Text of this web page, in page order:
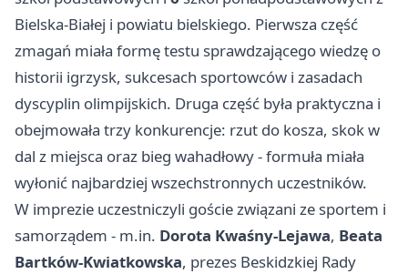
Bielska-Białej i powiatu bielskiego. Pierwsza część
zmagań miała formę testu sprawdzającego wiedzę o
historii igrzysk, sukcesach sportowców i zasadach
dyscyplin olimpijskich. Druga część była praktyczna i
obejmowała trzy konkurencje: rzut do kosza, skok w
dal z miejsca oraz bieg wahadłowy - formuła miała
wyłonić najbardziej wszechstronnych uczestników.
W imprezie uczestniczyli goście związani ze sportem i
samorządem - m.in. Dorota Kwaśny-Lejawa, Beata
Bartków-Kwiatkowska, prezes Beskidzkiej Rady